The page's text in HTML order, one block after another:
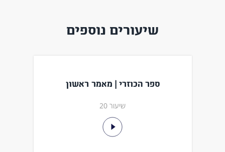
שיעורים נוספים
ספר הכוזרי | מאמר ראשון
שיעור 20